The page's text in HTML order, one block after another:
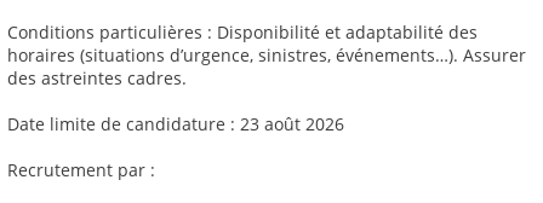
Conditions particulières : Disponibilité et adaptabilité des
horaires (situations d’urgence, sinistres, événements…). Assurer
des astreintes cadres.
Date limite de candidature : 23 août 2026
Recrutement par :